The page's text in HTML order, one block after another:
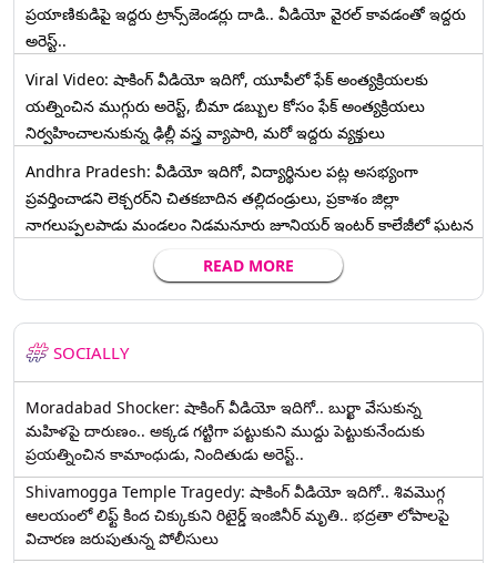
ప్రయాణికుడిపై ఇద్దరు ట్రాన్స్‌జెండర్లు దాడి.. వీడియో వైరల్ కావడంతో ఇద్దరు
అరెస్ట్..
Viral Video: షాకింగ్ వీడియో ఇదిగో, యూపీలో ఫేక్ అంత్యక్రియలకు
యత్నించిన ముగ్గురు అరెస్ట్, బీమా డబ్బుల కోసం ఫేక్ అంత్యక్రియలు
నిర్వహించాలనుకున్న ఢిల్లీ వస్త్ర వ్యాపారి, మరో ఇద్దరు వ్యక్తులు
Andhra Pradesh: వీడియో ఇదిగో, విద్యార్థినుల పట్ల అసభ్యంగా
ప్రవర్తించాడని లెక్చ‌ర‌ర్‌ని చిత‌క‌బాదిన త‌ల్లిదండ్రులు, ప్రకాశం జిల్లా
నాగలుప్పలపాడు మండలం నిడమనూరు జూనియర్ ఇంటర్ కాలేజీలో ఘటన
READ MORE
SOCIALLY
Moradabad Shocker: షాకింగ్ వీడియో ఇదిగో.. బుర్ఖా వేసుకున్న
మహిళపై దారుణం.. అక్కడ గట్టిగా పట్టుకుని ముద్దు పెట్టుకునేందుకు
ప్రయత్నించిన కామాంధుడు, నిందితుడు అరెస్ట్..
Shivamogga Temple Tragedy: షాకింగ్ వీడియో ఇదిగో.. శివమొగ్గ
ఆలయంలో లిఫ్ట్ కింద చిక్కుకుని రిటైర్డ్ ఇంజినీర్ మృతి.. భద్రతా లోపాలపై
విచారణ జరుపుతున్న పోలీసులు